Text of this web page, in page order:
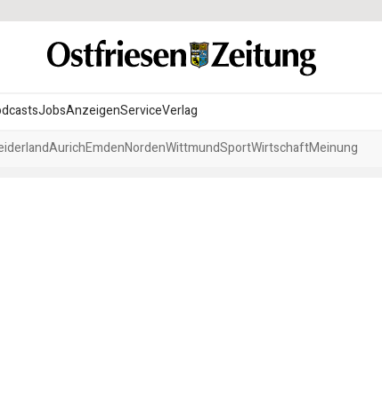
JobsAnzeigenServiceVerlag
AurichEmdenNordenWittmundSportWirtschaftMeinung